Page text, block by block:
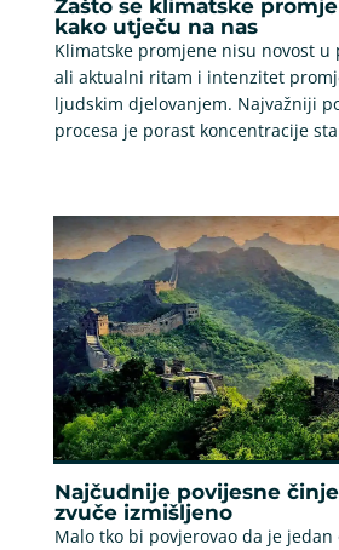
Zašto se klimatske
kako utječu na nas
Klimatske promjene nisu novost u
ali aktualni ritam i intenzitet
ljudskim djelovanjem. Najvažniji
procesa je porast koncentracije
Najčudnije povijesne
zvuče izmišljeno
Malo tko bi povjerovao da je